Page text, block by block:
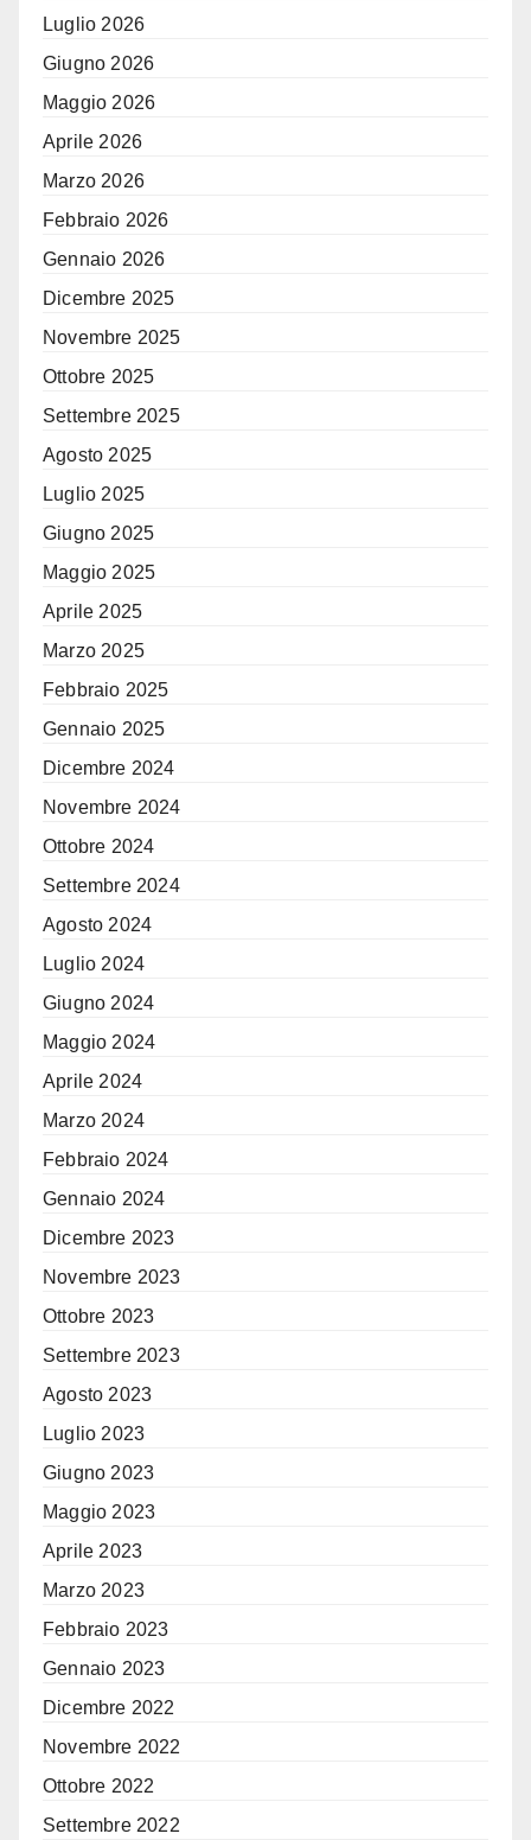
Luglio 2026
Giugno 2026
Maggio 2026
Aprile 2026
Marzo 2026
Febbraio 2026
Gennaio 2026
Dicembre 2025
Novembre 2025
Ottobre 2025
Settembre 2025
Agosto 2025
Luglio 2025
Giugno 2025
Maggio 2025
Aprile 2025
Marzo 2025
Febbraio 2025
Gennaio 2025
Dicembre 2024
Novembre 2024
Ottobre 2024
Settembre 2024
Agosto 2024
Luglio 2024
Giugno 2024
Maggio 2024
Aprile 2024
Marzo 2024
Febbraio 2024
Gennaio 2024
Dicembre 2023
Novembre 2023
Ottobre 2023
Settembre 2023
Agosto 2023
Luglio 2023
Giugno 2023
Maggio 2023
Aprile 2023
Marzo 2023
Febbraio 2023
Gennaio 2023
Dicembre 2022
Novembre 2022
Ottobre 2022
Settembre 2022